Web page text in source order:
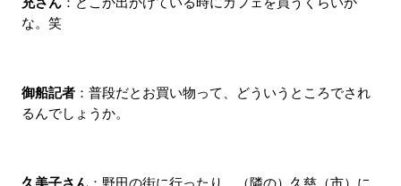
な。笑
御船記者：普段だとお買い物って、どういうところでされ
るんでしょうか。